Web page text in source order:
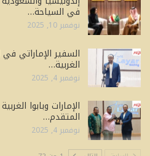
في السياحة…
نوفمبر 10, 2025
السفير الإماراتي
الغربية…
نوفمبر 4, 2025
الإمارات وبابوا
المتقدم…
نوفمبر 4, 2025